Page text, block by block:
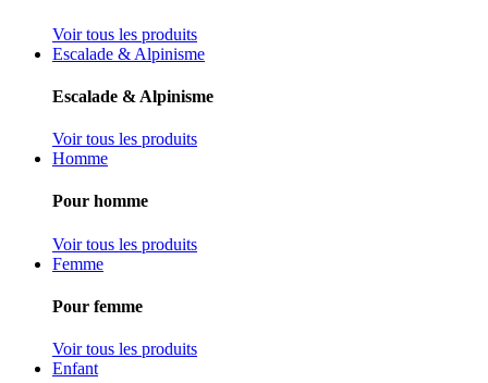
Voir tous les produits
Escalade & Alpinisme
Escalade & Alpinisme
Voir tous les produits
Homme
Pour homme
Voir tous les produits
Femme
Pour femme
Voir tous les produits
Enfant